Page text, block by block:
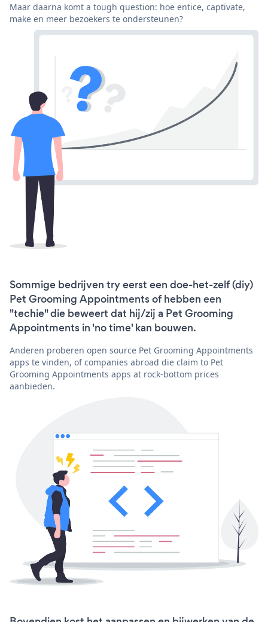
Maar daarna komt a tough question: hoe entice, captivate,
make en meer bezoekers te ondersteunen?
Sommige bedrijven try eerst een doe-het-zelf (diy)
Pet Grooming Appointments of hebben een
"techie" die beweert dat hij/zij a Pet Grooming
Appointments in 'no time' kan bouwen.
Anderen proberen open source Pet Grooming Appointments
apps te vinden, of companies abroad die claim to Pet
Grooming Appointments apps at rock-bottom prices
aanbieden.